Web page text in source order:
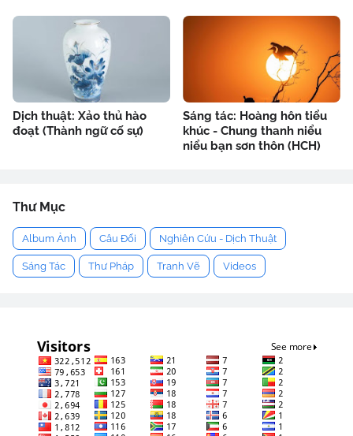
Dịch thuật: Xảo thủ hào
đoạt (Thành ngữ cố sự)
Sáng tác: Hoàng hôn tiểu
khúc - Chung thanh niểu
niểu bạn sơn thôn (HCH)
Thư Mục
Album Ảnh Câu Đối Nghiên Cứu - Dịch Thuật
Sáng Tác Thư Pháp Tranh Vẽ Videos